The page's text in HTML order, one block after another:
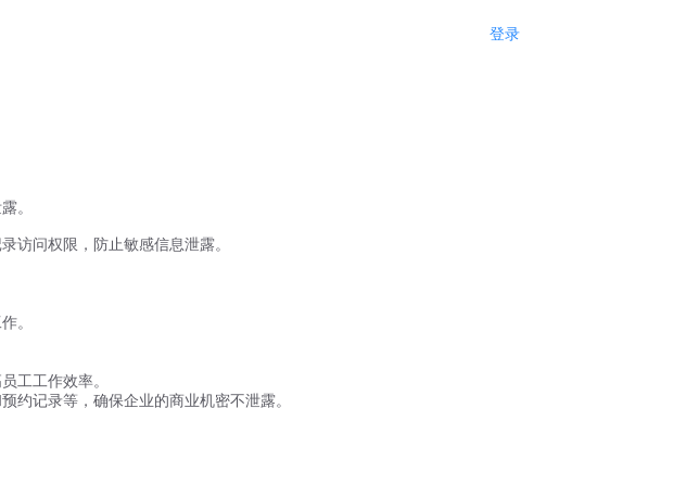
登录
。
访问权限，防止敏感信息泄露。
。
工工作效率。
约记录等，确保企业的商业机密不泄露。